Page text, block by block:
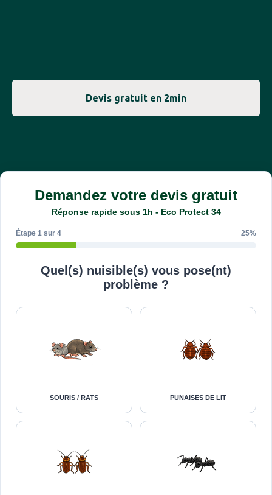
Devis gratuit en 2min
Demandez votre devis gratuit
Réponse rapide sous 1h - Eco Protect 34
Étape 1 sur 4 25%
Quel(s) nuisible(s) vous pose(nt)
problème ?
SOURIS / RATS PUNAISES DE LIT